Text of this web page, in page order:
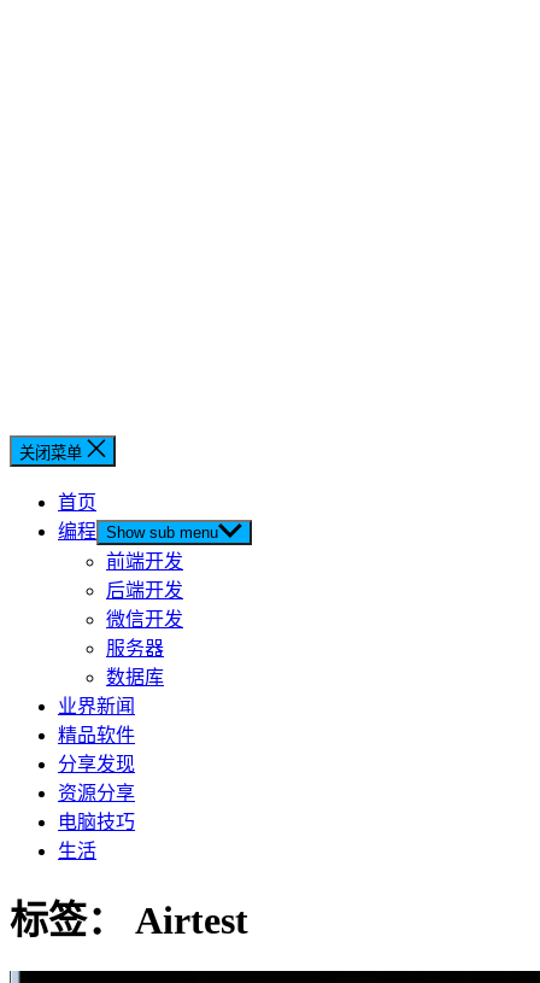
关闭菜单
首页
编程 Show sub menu
前端开发
后端开发
微信开发
服务器
数据库
业界新闻
精品软件
分享发现
资源分享
电脑技巧
生活
标签： Airtest